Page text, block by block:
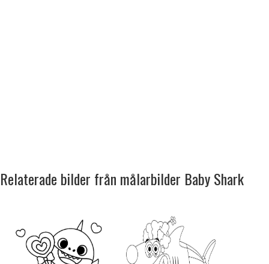
Relaterade bilder från målarbilder Baby Shark